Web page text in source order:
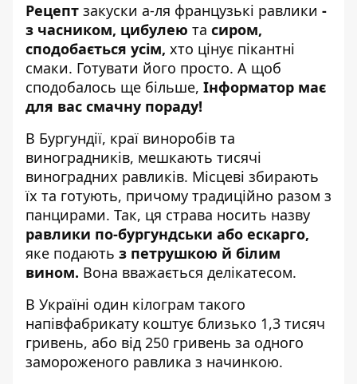
Рецепт закуски а-ля французькі равлики -
з часником, цибулею та сиром,
сподобається усім, хто цінує пікантні
смаки. Готувати його просто. А щоб
сподобалось ще більше, Інформатор має
для вас смачну пораду!
В Бургундії, краї виноробів та
виноградників, мешкають тисячі
виноградних равликів. Місцеві збирають
їх та готують, причому традиційно разом з
панцирами. Так, ця страва носить назву
равлики по-бургундськи або ескарго,
яке подають з петрушкою й білим
вином. Вона вважається делікатесом.
В Україні один кілограм такого
напівфабрикату коштує близько 1,3 тисяч
гривень, або від 250 гривень за одного
замороженого равлика з начинкою.